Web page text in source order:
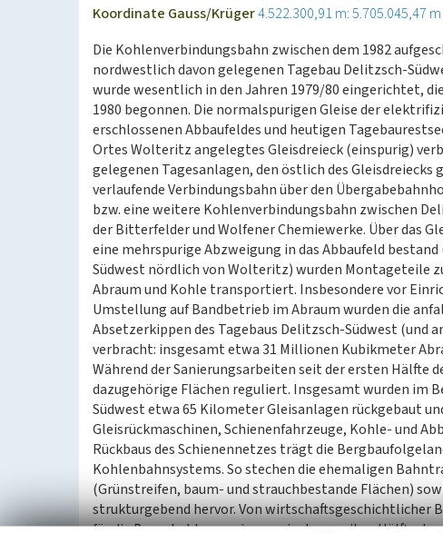
Koordinate Gauss/Krüger4.522.300,91 m: 5.705.045,47 m
Die Kohlenverbindungsbahn zwischen dem 1982
nordwestlich davon gelegenen Tagebau Delitzsch-
wurde wesentlich in den Jahren 1979/80 eingerichtet,
1980 begonnen. Die normalspurigen Gleise der
erschlossenen Abbaufeldes und heutigen
Ortes Wolteritz angelegtes Gleisdreieck (einspurig)
gelegenen Tagesanlagen, den östlich des
verlaufende Verbindungsbahn über den
bzw. eine weitere Kohlenverbindungsbahn zwischen
der Bitterfelder und Wolfener Chemiewerke. Über das
eine mehrspurige Abzweigung in das Abbaufeld
Südwest nördlich von Wolteritz) wurden Montageteile
Abraum und Kohle transportiert. Insbesondere vor
Umstellung auf Bandbetrieb im Abraum wurden die
Absetzerkippen des Tagebaus Delitzsch-Südwest (und
verbracht: insgesamt etwa 31 Millionen Kubikmeter
Während der Sanierungsarbeiten seit der ersten Hälfte
dazugehörige Flächen reguliert. Insgesamt wurden im
Südwest etwa 65 Kilometer Gleisanlagen rückgebaut
Gleisrückmaschinen, Schienenfahrzeuge, Kohle- und
Rückbaus des Schienennetzes trägt die
Kohlenbahnsystems. So stechen die ehemaligen
(Grünstreifen, baum- und strauchbestande Flächen)
strukturgebend hervor. Von wirtschaftsgeschichtlicher